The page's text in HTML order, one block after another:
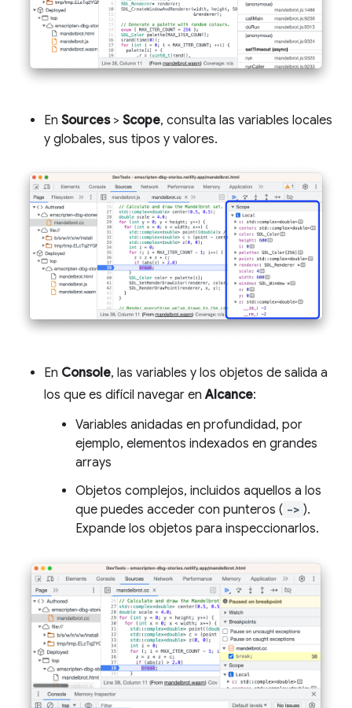
En Sources> Scope, consulta las variables locales
y globales, sus tipos y valores.
En Console, las variables y los objetos de salida a
los que es difícil navegar enAlcance:
Variables anidadas en profundidad, por
ejemplo, elementos indexados en grandes
arrays
Objetos complejos, incluidos aquellos a los
que puedes acceder con punteros ( -> ).
Expande los objetos para inspeccionarlos.